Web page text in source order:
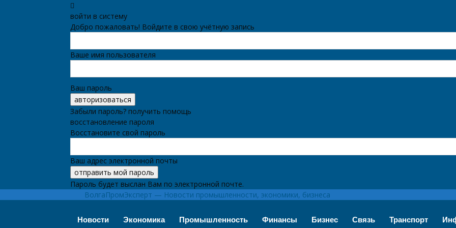
войти в систему
Добро пожаловать! Войдите в свою учётную запись
Ваше имя пользователя
Ваш пароль
Забыли пароль? получить помощь
восстановление пароля
Восстановите свой пароль
Ваш адрес электронной почты
Пароль будет выслан Вам по электронной почте.
ВолгаПромЭксперт — Новости промышленности, экономики, бизнеса
Новости Экономика Промышленность Финансы Бизнес Связь Транспорт